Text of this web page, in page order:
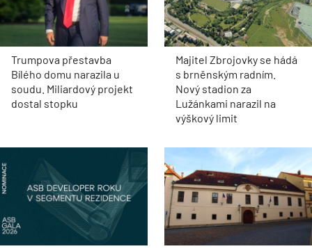
Trumpova přestavba
Bílého domu narazila u
soudu. Miliardový projekt
dostal stopku
Majitel Zbrojovky se hádá
s brněnským radním.
Nový stadion za
Lužánkami narazil na
výškový limit